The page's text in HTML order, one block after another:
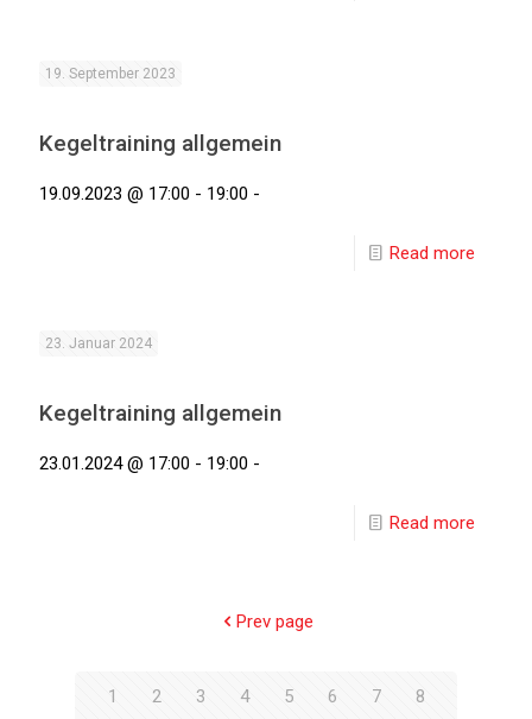
19. September 2023
Kegeltraining allgemein
19.09.2023 @ 17:00 - 19:00 -
Read more
23. Januar 2024
Kegeltraining allgemein
23.01.2024 @ 17:00 - 19:00 -
Read more
Prev page
1 2 3 4 5 6 7 8